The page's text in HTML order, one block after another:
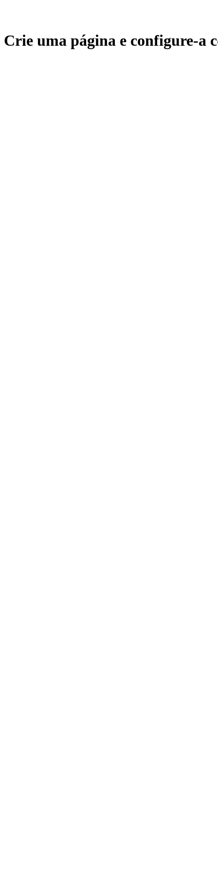
Crie uma página e configure-a